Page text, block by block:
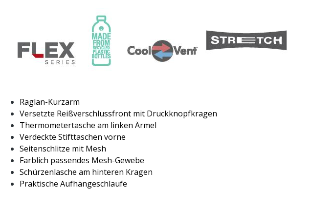
Raglan-Kurzarm
Versetzte Reißverschlussfront mit Druckknopfkragen
Thermometertasche am linken Ärmel
Verdeckte Stifttaschen vorne
Seitenschlitze mit Mesh
Farblich passendes Mesh-Gewebe
Schürzenlasche am hinteren Kragen
Praktische Aufhängeschlaufe